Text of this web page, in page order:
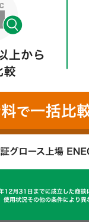
6月に経済産業省
季の点灯帯）では